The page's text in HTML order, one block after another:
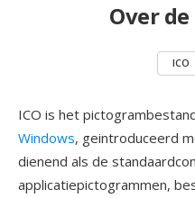
Over
ICO
ICO is het
Windows, geintroduceerd
dienend als de
applicatiepictogrammen,